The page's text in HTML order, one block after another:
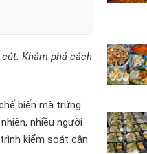
Khám phá cách
biến mà trứng
nhiều người
kiểm soát cân